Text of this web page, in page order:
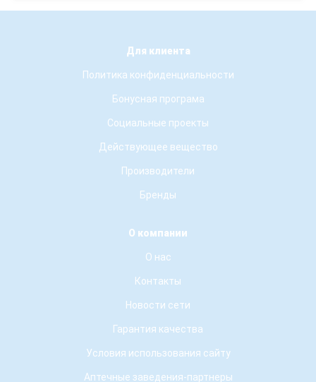
Для клиента
Политика конфиденциальности
Бонусная програма
Социальные проекты
Действующее вещество
Производители
Бренды
О компании
О нас
Контакты
Новости сети
Гарантия качества
Условия использования сайту
Аптечные заведения-партнеры